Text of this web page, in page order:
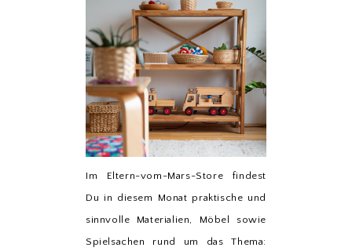
Im Eltern-vom-Mars-Store findest
Du in diesem Monat praktische und
sinnvolle Materialien, Möbel sowie
Spielsachen rund um das Thema: